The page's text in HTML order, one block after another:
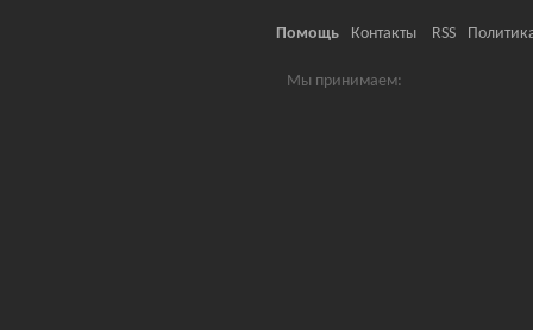
Помощь Контакты RSS
Мы принимаем: